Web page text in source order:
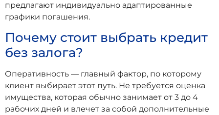
предлагают индивидуально адаптированные
графики погашения.
Почему стоит выбрать кредит
без залога?
Оперативность — главный фактор, по которому
клиент выбирает этот путь. Не требуется оценка
имущества, которая обычно занимает от 3 до 4
рабочих дней и влечет за собой дополнительные